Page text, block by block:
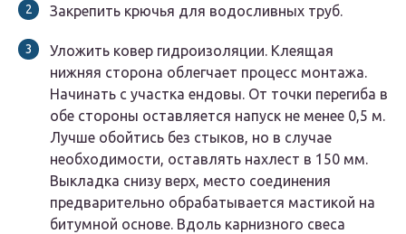
Закрепить крючья для водосливных труб.
Уложить ковер гидроизоляции. Клеящая
нижняя сторона облегчает процесс монтажа.
Начинать с участка ендовы. От точки перегиба в
обе стороны оставляется напуск не менее 0,5 м.
Лучше обойтись без стыков, но в случае
необходимости, оставлять нахлест в 150 мм.
Выкладка снизу верх, место соединения
предварительно обрабатывается мастикой на
битумной основе. Вдоль карнизного свеса